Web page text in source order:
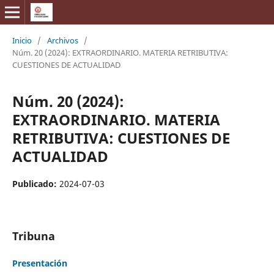
Inicio / Archivos /
Núm. 20 (2024): EXTRAORDINARIO. MATERIA RETRIBUTIVA:
CUESTIONES DE ACTUALIDAD
Núm. 20 (2024):
EXTRAORDINARIO. MATERIA
RETRIBUTIVA: CUESTIONES DE
ACTUALIDAD
Publicado: 2024-07-03
Tribuna
Presentación